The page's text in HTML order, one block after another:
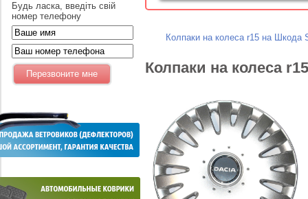
Будь ласка, введіть свій
номер телефону
Колпаки на колеса r15 на Шкода
Колпаки на колеса